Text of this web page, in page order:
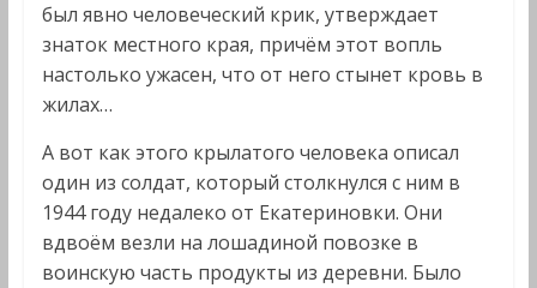
был явно человеческий крик, утверждает
знаток местного края, причём этот вопль
настолько ужасен, что от него стынет кровь в
жилах…
А вот как этого крылатого человека описал
один из солдат, который столкнулся с ним в
1944 году недалеко от Екатериновки. Они
вдвоём везли на лошадиной повозке в
воинскую часть продукты из деревни. Было